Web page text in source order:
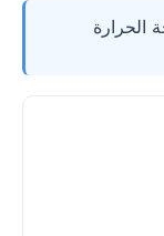
الحرارة